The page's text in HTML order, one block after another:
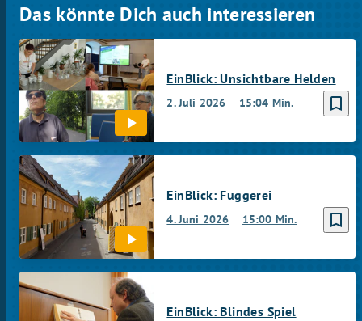
Das könnte Dich auch interessieren
bookmark_border
2. Juli 2026 15:04 Min.
EinBlick: Unsichtbare Helden
bookmark_border
4. Juni 2026 15:00 Min.
EinBlick: Fuggerei
EinBlick: Blindes Spiel